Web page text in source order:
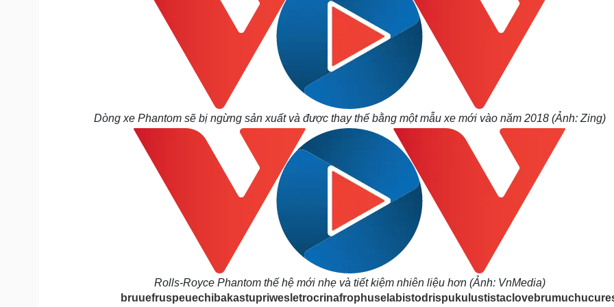
Dòng xe Phantom sẽ bị ngừng sản xuất và được thay thế bằng một mẫu xe mới vào năm 2018 (Ảnh: Zing)
Rolls-Royce Phantom thế hệ mới nhẹ và tiết kiệm nhiên liệu hơn (Ảnh: VnMedia)